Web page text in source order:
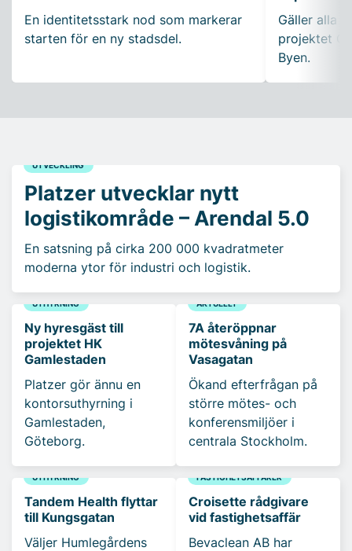
En identitetsstark nod som markerar
starten för en ny stadsdel.
Gäller alla
projektet
Byen.
UTVECKLING
Platzer utvecklar nytt
logistikområde – Arendal 5.0
En satsning på cirka 200 000 kvadratmeter
moderna ytor för industri och logistik.
UTHYRNING
Ny hyresgäst till
projektet HK
Gamlestaden
Platzer gör ännu en
kontorsuthyrning i
Gamlestaden,
Göteborg.
AKTUELLT
7A återöppnar
mötesvåning på
Vasagatan
Ökand efterfrågan på
större mötes- och
konferensmiljöer i
centrala Stockholm.
UTHYRNING
Tandem Health flyttar
till Kungsgatan
Väljer Humlegårdens
FASTIGHETSAFFÄRER
Croisette rådgivare
vid fastighetsaffär
Bevaclean AB har